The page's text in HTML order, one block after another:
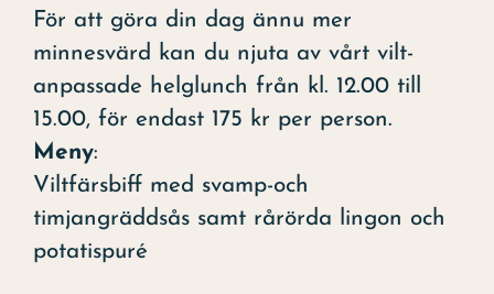
För att göra din dag ännu mer
minnesvärd kan du njuta av vårt vilt-
anpassade helglunch från kl. 12.00 till
15.00, för endast 175 kr per person.
Meny:
Viltfärsbiff med svamp-och
timjangräddsås samt rårörda lingon och
potatispuré